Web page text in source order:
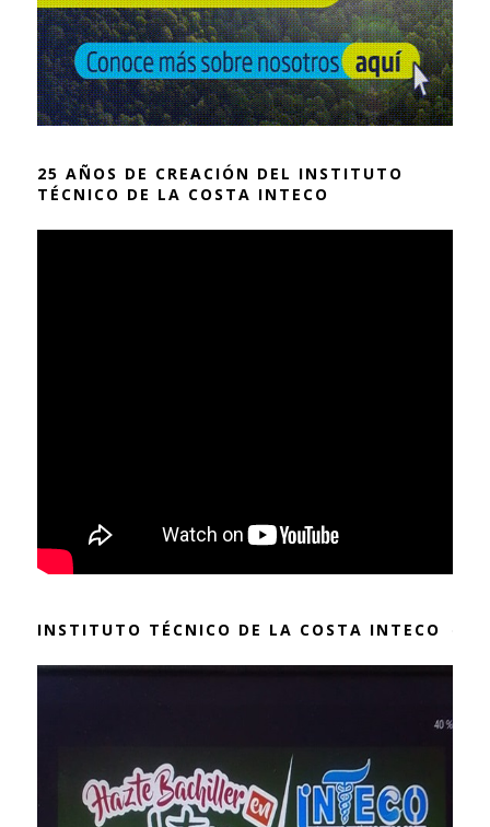
25 AÑOS DE CREACIÓN DEL INSTITUTO
TÉCNICO DE LA COSTA INTECO
INSTITUTO TÉCNICO DE LA COSTA INTECO